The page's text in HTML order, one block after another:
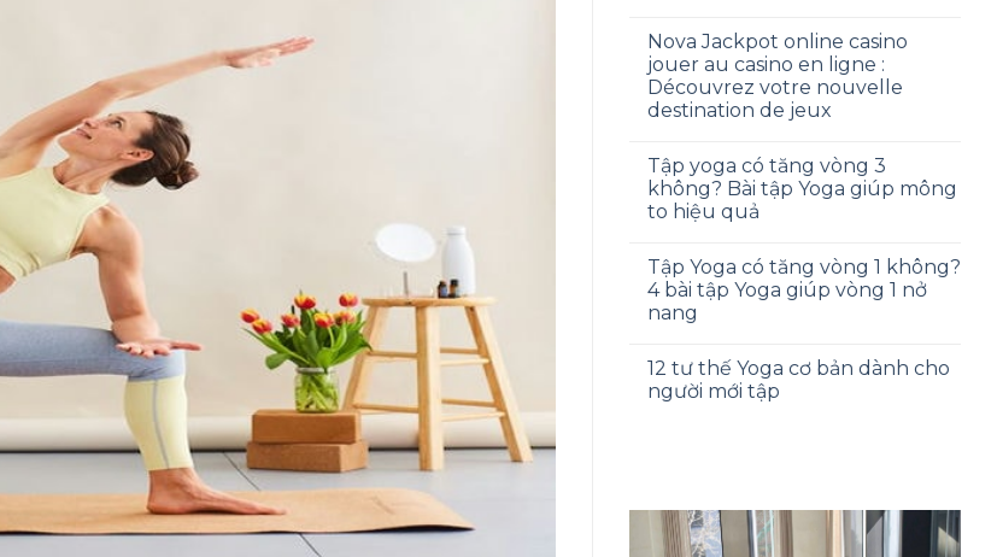
Nova Jackpot online casino
jouer au casino en ligne :
Découvrez votre nouvelle
destination de jeux
Tập yoga có tăng vòng 3
không? Bài tập Yoga giúp mông
to hiệu quả
Tập Yoga có tăng vòng 1 không?
4 bài tập Yoga giúp vòng 1 nở
nang
12 tư thế Yoga cơ bản dành cho
người mới tập